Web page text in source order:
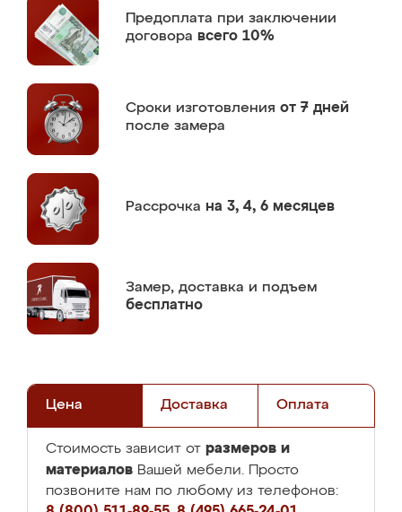
Предоплата при заключении
договора всего 10%
Сроки изготовления от 7 дней
после замера
Рассрочка на 3, 4, 6 месяцев
Замер, доставка и подъем
бесплатно
Цена Доставка Оплата
Стоимость зависит от размеров и
материалов Вашей мебели. Просто
позвоните нам по любому из телефонов: